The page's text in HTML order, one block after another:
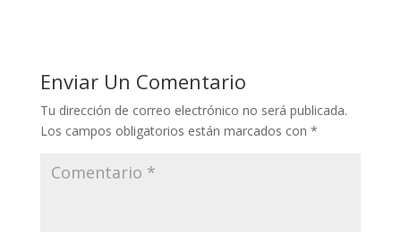
Enviar Un Comentario
Tu dirección de correo electrónico no será publicada.
Los campos obligatorios están marcados con *